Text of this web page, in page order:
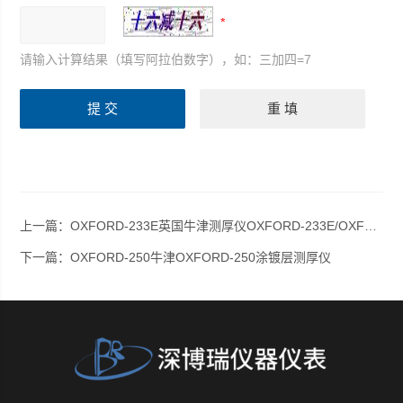
请输入计算结果（填写阿拉伯数字），如：三加四=7
上一篇：OXFORD-233E英国牛津测厚仪OXFORD-233E/OXFORD-233S/OXFORD-233SE
下一篇：OXFORD-250牛津OXFORD-250涂镀层测厚仪